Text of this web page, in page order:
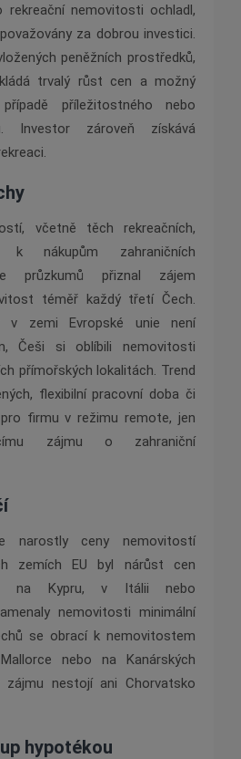
rekreační nemovitosti ochladl,
za dobrou investici.
peněžních prostředků,
trvalý růst cen a možný
příležitostného nebo
Investor zároveň získává
včetně těch rekreačních,
k nákupům zahraničních
průzkumů přiznal zájem
téměř každý třetí Čech.
v zemi Evropské unie není
Češi si oblíbili nemovitosti
přímořských lokalitách. Trend
flexibilní pracovní doba či
firmu v režimu remote, jen
zájmu o zahraniční
narostly ceny nemovitostí
zemích EU byl nárůst cen
na Kypru, v Itálii nebo
nemovitosti minimální
se obrací k nemovitostem
nebo na Kanárských
zájmu nestojí ani Chorvatsko
hypotékou